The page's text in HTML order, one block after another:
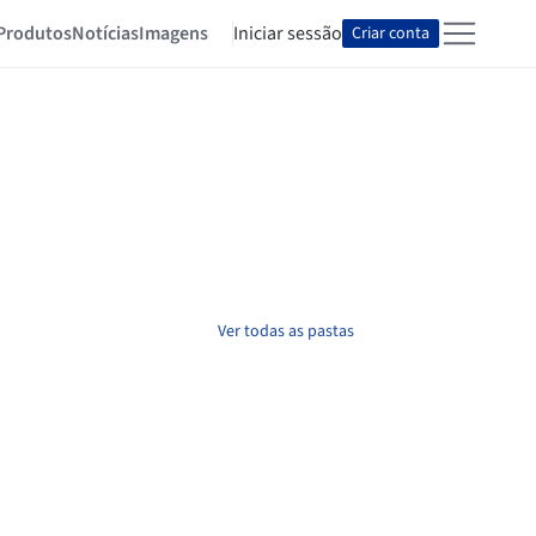
NotíciasImagens Iniciar sessão Criar conta
Ver todas as pastas